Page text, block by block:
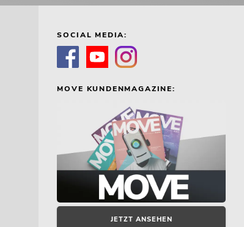
SOCIAL MEDIA:
MOVE KUNDENMAGAZINE:
JETZT ANSEHEN